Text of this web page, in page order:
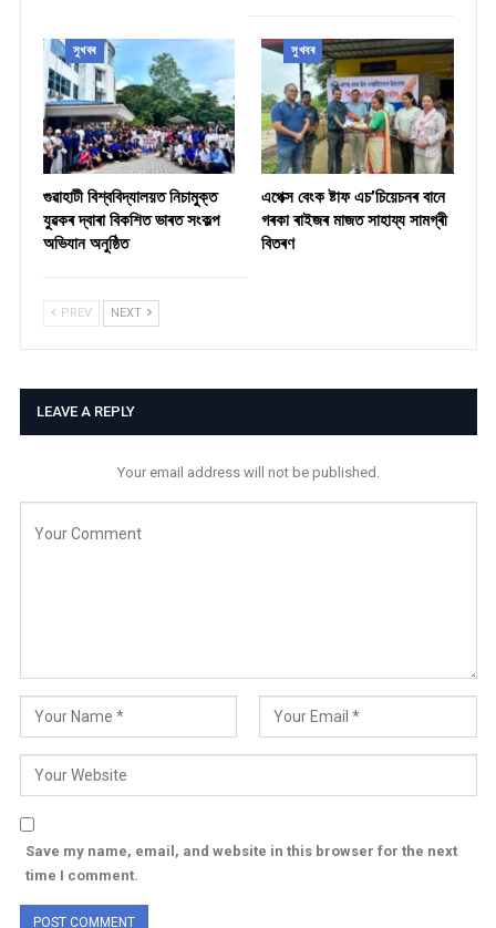
সুখবৰ
গুৱাহাটী বিশ্ববিদ্যালয়ত নিচামুক্ত
যুৱকৰ দ্বাৰা বিকশিত ভাৰত সংকল্প
অভিযান অনুষ্ঠিত
সুখবৰ
​এপেক্স বেংক ষ্টাফ এচ’চিয়েচনৰ বানে
গৰকা ৰাইজৰ মাজত সাহায্য সামগ্ৰী
বিতৰণ ​
PREV NEXT
LEAVE A REPLY
Your email address will not be published.
Save my name, email, and website in this browser for the next
time I comment.